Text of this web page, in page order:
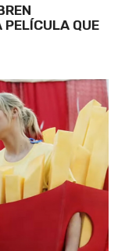
PELÍCULA QUE